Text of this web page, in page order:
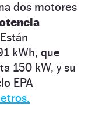
dos motores
Están
kWh, que
150 kW, y su
EPA